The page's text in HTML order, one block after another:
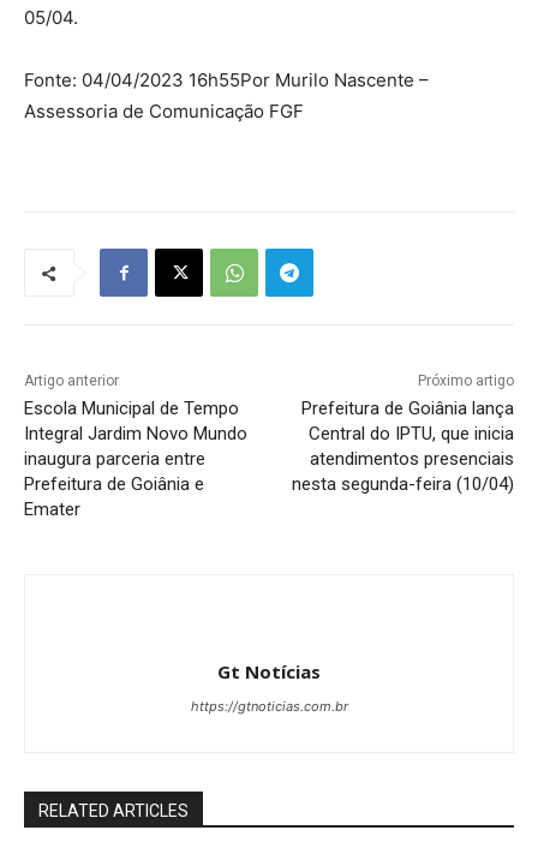
05/04.
Fonte: 04/04/2023 16h55Por Murilo Nascente –
Assessoria de Comunicação FGF
Artigo anterior
Escola Municipal de Tempo
Integral Jardim Novo Mundo
inaugura parceria entre
Prefeitura de Goiânia e
Emater
Próximo artigo
Prefeitura de Goiânia lança
Central do IPTU, que inicia
atendimentos presenciais
nesta segunda-feira (10/04)
Gt Notícias
https://gtnoticias.com.br
RELATED ARTICLES